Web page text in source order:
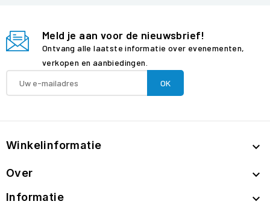
Meld je aan voor de nieuwsbrief!
Ontvang alle laatste informatie over evenementen,
verkopen en aanbiedingen.
Winkelinformatie 
Over 
Informatie 